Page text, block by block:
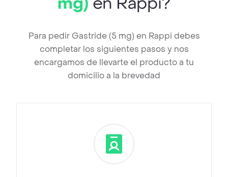
Para pedir Gastride (5 mg) en Rappi debes
completar los siguientes pasos y nos
encargamos de llevarte el producto a tu
domicilio a la brevedad